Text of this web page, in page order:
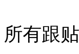
所有跟